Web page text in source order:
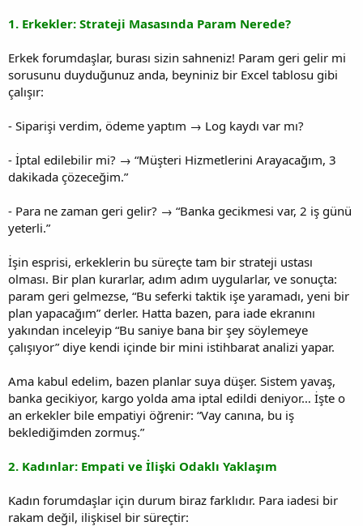
1. Erkekler: Strateji Masasında Param Nerede?
Erkek forumdaşlar, burası sizin sahneniz! Param geri gelir mi
sorusunu duyduğunuz anda, beyniniz bir Excel tablosu gibi
çalışır:
- Siparişi verdim, ödeme yaptım → Log kaydı var mı?
- İptal edilebilir mi? → “Müşteri Hizmetlerini Arayacağım, 3
dakikada çözeceğim.”
- Para ne zaman geri gelir? → “Banka gecikmesi var, 2 iş günü
yeterli.”
İşin esprisi, erkeklerin bu süreçte tam bir strateji ustası
olması. Bir plan kurarlar, adım adım uygularlar, ve sonuçta:
param geri gelmezse, “Bu seferki taktik işe yaramadı, yeni bir
plan yapacağım” derler. Hatta bazen, para iade ekranını
yakından inceleyip “Bu saniye bana bir şey söylemeye
çalışıyor” diye kendi içinde bir mini istihbarat analizi yapar.
Ama kabul edelim, bazen planlar suya düşer. Sistem yavaş,
banka gecikiyor, kargo yolda ama iptal edildi deniyor… İşte o
an erkekler bile empatiyi öğrenir: “Vay canına, bu iş
beklediğimden zormuş.”
2. Kadınlar: Empati ve İlişki Odaklı Yaklaşım
Kadın forumdaşlar için durum biraz farklıdır. Para iadesi bir
rakam değil, ilişkisel bir süreçtir: